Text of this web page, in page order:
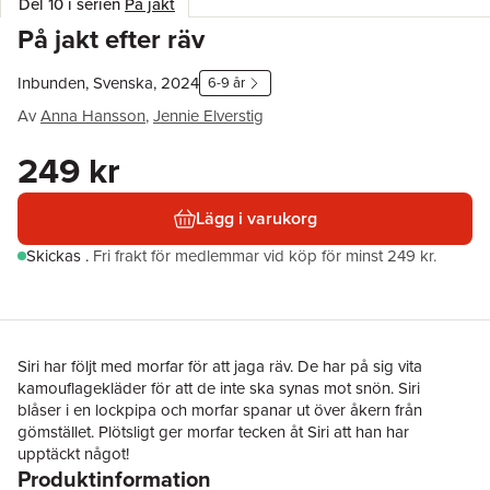
På jakt efter räv
Inbunden, Svenska, 2024 6-9 år
AvAnna Hansson,Jennie Elverstig
249 kr
Lägg i varukorg
Skickas . Fri frakt för medlemmar vid köp för minst 249 kr.
Siri har följt med morfar för att jaga räv. De har på sig vita
kamouflagekläder för att de inte ska synas mot snön. Siri
blåser i en lockpipa och morfar spanar ut över åkern från
gömstället. Plötsligt ger morfar tecken åt Siri att han har
upptäckt något!
Produktinformation